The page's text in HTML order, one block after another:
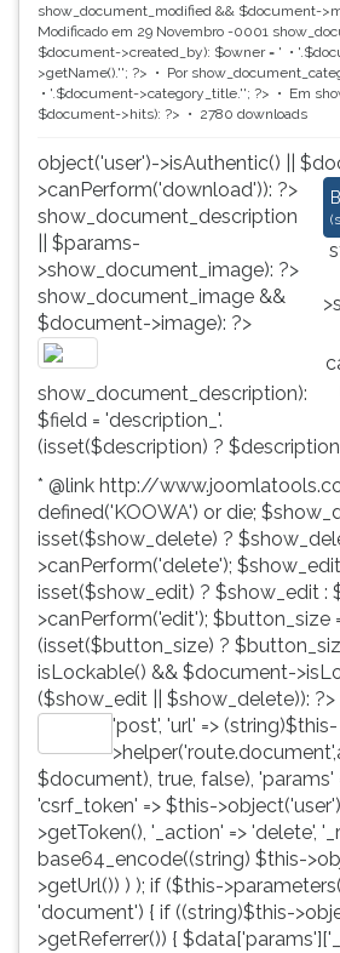
show_document_modified && $document-
Modificado em 29 Novembro -0001
$document->created_by): $owner = '
>getName().''; ?> Por
'.$document->category_title.''; ?> Em
$document->hits): ?>
2780 downloads
object('user')->isAuthentic() ||
>canPerform('download')): ?>
(
show_document_description
|| $params-
>show_document_image): ?>
show_document_image &&
$document->image): ?>
show_document_description):
$field = 'description_'.
(isset($description) ? $description
* @link http://
defined('KOOWA') or die;
isset($show_delete) ?
>canPerform('delete');
isset($show_edit) ? $show_edit :
>canPerform('edit'); $button_size
(isset($button_size) ?
isLockable() && $document-
($show_edit || $show_delete)): ?>
'post', 'url' => (string)$this-
$document), true, false), 'params'
'csrf_token' => $this-
>getToken(), '_action' => 'delete',
base64_encode((string) $this-
>getUrl()) ) ); if ($this-
'document') { if ((string)$this-
>getReferrer()) {